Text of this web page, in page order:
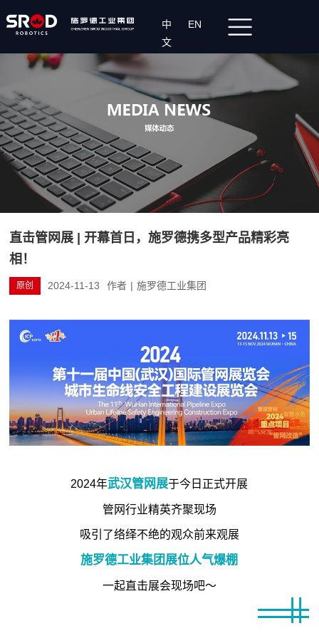
中
文
EN
直击管网展 | 开幕首日，施罗德携多型产品精彩亮
相！
原创 2024-11-13 作者 | 施罗德工业集团
2024年武汉管网展于今日正式开展
管网行业精英齐聚现场
吸引了络绎不绝的观众前来观展
施罗德工业集团展位人气爆棚
一起直击展会现场吧～